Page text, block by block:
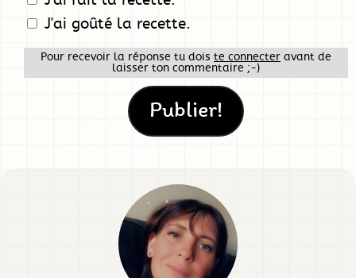
J'ai goûté la recette.
Pour recevoir la réponse tu dois te connecter avant de
laisser ton commentaire ;-)